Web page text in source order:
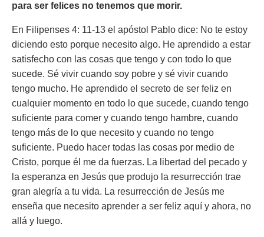
para ser felices no tenemos que morir.
En Filipenses 4: 11-13 el apóstol Pablo dice: No te estoy
diciendo esto porque necesito algo. He aprendido a estar
satisfecho con las cosas que tengo y con todo lo que
sucede. Sé vivir cuando soy pobre y sé vivir cuando
tengo mucho. He aprendido el secreto de ser feliz en
cualquier momento en todo lo que sucede, cuando tengo
suficiente para comer y cuando tengo hambre, cuando
tengo más de lo que necesito y cuando no tengo
suficiente. Puedo hacer todas las cosas por medio de
Cristo, porque él me da fuerzas. La libertad del pecado y
la esperanza en Jesús que produjo la resurrección trae
gran alegría a tu vida. La resurrección de Jesús me
enseña que necesito aprender a ser feliz aquí y ahora, no
allá y luego.